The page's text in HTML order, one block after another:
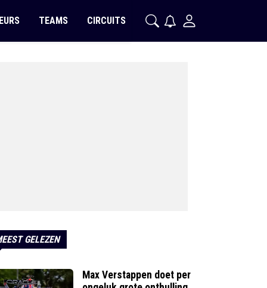
TEAMS CIRCUITS
GELEZEN
Max Verstappen doet per